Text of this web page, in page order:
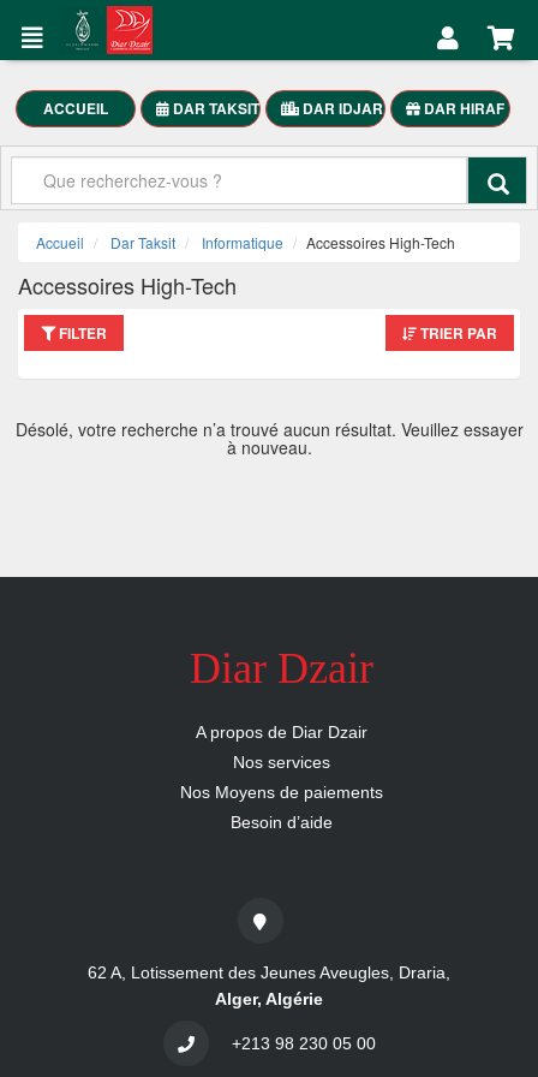
Accueil
Mon
العربية
DAR
DAR
TAKSIT
Meubles
Maison
Motocycle
Mon
Compte
ACCUEIL DAR TAKSIT DAR IDJAR DAR HIRAF
Accueil Dar Taksit Informatique Accessoires High-Tech
Accessoires High-Tech
FILTER TRIER PAR
Désolé, votre recherche n’a trouvé aucun résultat. Veuillez essayer
à nouveau.
Diar Dzair
A propos de Diar Dzair
Nos services
Nos Moyens de paiements
Besoin d’aide
62 A, Lotissement des Jeunes Aveugles, Draria,
Alger, Algérie
+213 98 230 05 00